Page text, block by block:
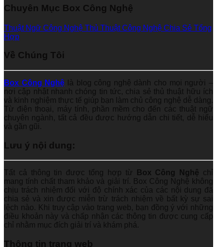
Chuyên Mục Box Công Nghệ
Thuật Ngữ Công Nghệ Thủ Thuật Công Nghệ Chia Sẻ Tổng
Hợp
Về Chúng Tôi
Box Công Nghệ là blog công nghệ dành cho mọi người –
nơi cập nhật nhanh chóng tin tức, chia sẻ thủ thuật hữu ích
và kinh nghiệm thực tế giúp bạn làm chủ công nghệ dễ dàng.
Từ điện thoại, máy tính, phần mềm cho đến các thuật ngữ
chuyên ngành, tất cả đều được hướng dẫn chi tiết, dễ hiểu
và gần gũi.
Lưu ý nội dung:
Tất cả thông tin được tổng hợp từ Box Công Nghệ chỉ
mang tính chất tham khảo và giải trí. Box Công Nghệ không
chịu trách nhiệm đối với độ chính xác của các nội dung đã
chia sẻ và xin được miễn trừ trách nhiệm về bất kỳ sự sai
lệch nào. Khi truy cập vào trang web, bạn đồng ý với những
điều khoản này và chấp nhận các thông tin được cung cấp
chỉ nhằm mục đích giải trí và khám phá.
Thông tin trang web